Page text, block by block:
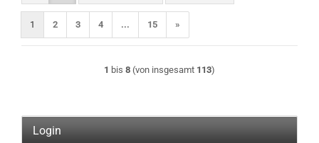
1 2 3 4 ... 15 »
1 bis 8 (von insgesamt 113)
Login